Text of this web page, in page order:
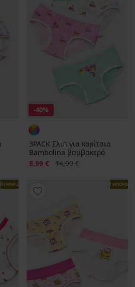
-40%
3PACK Σλιπ για κορίτσια
Bambolina βαμβακερό
Έκπτωση
8,99 € Αρχική τιμή
14,99 €
ΠΕΡΙΟΡΙΣΜΕΝΑ